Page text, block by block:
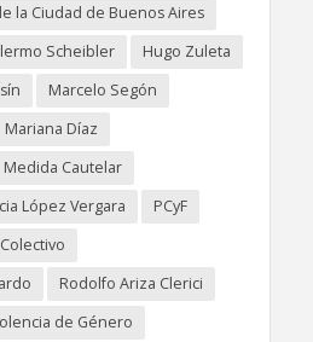
la Ciudad de Buenos Aires
Scheibler
Hugo Zuleta
Marcelo Segón
Mariana Díaz
Medida Cautelar
López Vergara
PCyF
Rodolfo Ariza Clerici
de Género